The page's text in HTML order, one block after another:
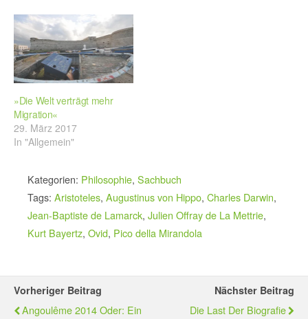
»Die Welt verträgt mehr
Migration«
29. März 2017
In "Allgemein"
Kategorien: Philosophie, Sachbuch
Tags: Aristoteles, Augustinus von Hippo, Charles Darwin,
Jean-Baptiste de Lamarck, Julien Offray de La Mettrie,
Kurt Bayertz, Ovid, Pico della Mirandola
Vorheriger Beitrag
Angoulême 2014 Oder: Ein
Nächster Beitrag
Die Last Der Biografie